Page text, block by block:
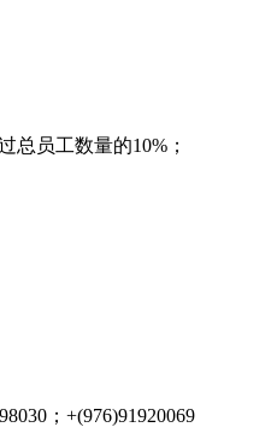
总员工数量的10%；
；+(976)91920069